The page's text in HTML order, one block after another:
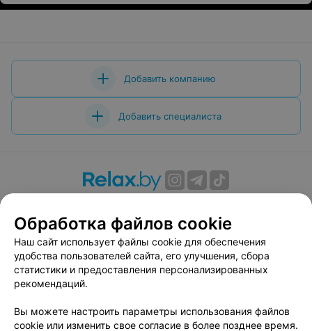
Добавить компанию
Добавить специалиста
Вакансии
Публичный договор
Способы оплаты
Публичный договор по использованию сервиса
«Афиша»
Пользовательское соглашение
Связаться по вопросам сотрудничества
Обработка файлов cookie
Наш сайт использует файлы cookie для обеспечения
удобства пользователей сайта, его улучшения, сбора
статистики и предоставления персонализированных
рекомендаций.
Вы можете настроить параметры использования файлов
cookie или изменить свое согласие в более позднее время.